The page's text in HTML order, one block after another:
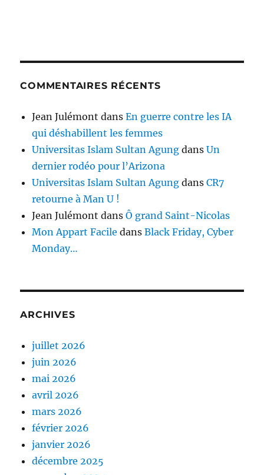
COMMENTAIRES RÉCENTS
Jean Julémont dansEn guerre contre les IA
qui déshabillent les femmes
Universitas Islam Sultan Agung dansUn
dernier rodéo pour l’Arizona
Universitas Islam Sultan Agung dansCR7
retourne à Man U !
Jean Julémont dansÔ grand Saint-Nicolas
Mon Appart Facile dansBlack Friday, Cyber
Monday…
ARCHIVES
juillet 2026
juin 2026
mai 2026
avril 2026
mars 2026
février 2026
janvier 2026
décembre 2025